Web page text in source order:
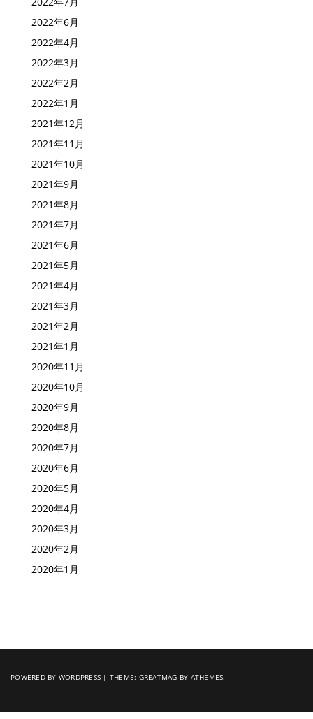
2022年6月
2022年4月
2022年3月
2022年2月
2022年1月
2021年12月
2021年11月
2021年10月
2021年9月
2021年8月
2021年7月
2021年6月
2021年5月
2021年4月
2021年3月
2021年2月
2021年1月
2020年11月
2020年10月
2020年9月
2020年8月
2020年7月
2020年6月
2020年5月
2020年4月
2020年3月
2020年2月
2020年1月
POWERED BY WORDPRESS | THEME: GREATMAG BY ATHEMES.